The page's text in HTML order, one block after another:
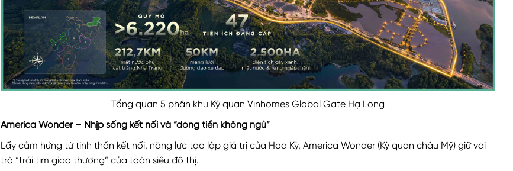
Tổng quan 5 phân khu Kỳ quan Vinhomes Global Gate Hạ Long
America Wonder – Nhịp sống kết nối và “dòng tiền không ngủ”
Lấy cảm hứng từ tinh thần kết nối, năng lực tạo lập giá trị của Hoa Kỳ, America Wonder (Kỳ quan châu Mỹ) giữ vai
trò “trái tim giao thương” của toàn siêu đô thị.